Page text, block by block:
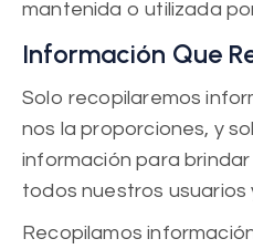
mantenida o utilizada
Información Que
Solo recopilaremos
nos la proporciones, y
información para
todos nuestros usuarios
Recopilamos